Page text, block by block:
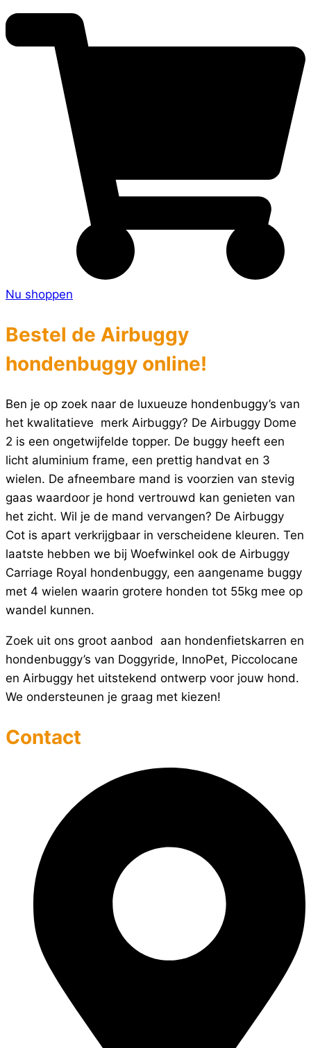
Nu shoppen
Bestel de Airbuggy
hondenbuggy online!
Ben je op zoek naar de luxueuze hondenbuggy’s van
het kwalitatieve merk Airbuggy? De Airbuggy Dome
2 is een ongetwijfelde topper. De buggy heeft een
licht aluminium frame, een prettig handvat en 3
wielen. De afneembare mand is voorzien van stevig
gaas waardoor je hond vertrouwd kan genieten van
het zicht. Wil je de mand vervangen? De Airbuggy
Cot is apart verkrijgbaar in verscheidene kleuren. Ten
laatste hebben we bij Woefwinkel ook de Airbuggy
Carriage Royal hondenbuggy, een aangename buggy
met 4 wielen waarin grotere honden tot 55kg mee op
wandel kunnen.
Zoek uit ons groot aanbod aan hondenfietskarren en
hondenbuggy’s van Doggyride, InnoPet, Piccolocane
en Airbuggy het uitstekend ontwerp voor jouw hond.
We ondersteunen je graag met kiezen!
Contact